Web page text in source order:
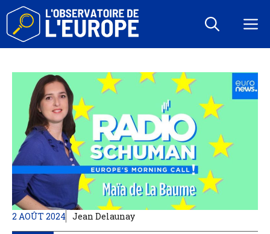
Aller
contenu
2 AOÛT 2024 Jean Delaunay